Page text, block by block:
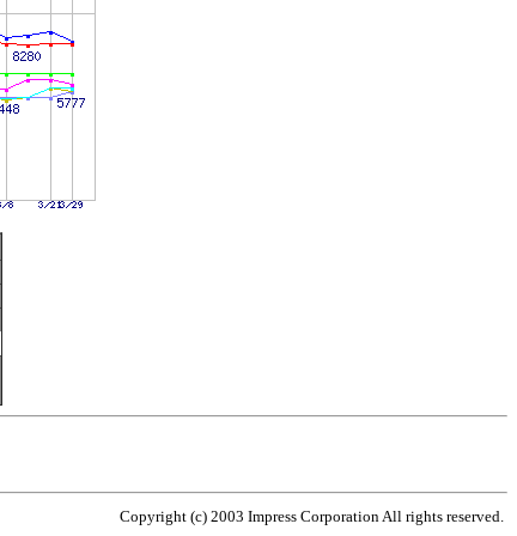
Copyright (c) 2003 Impress Corporation All rights reserved.